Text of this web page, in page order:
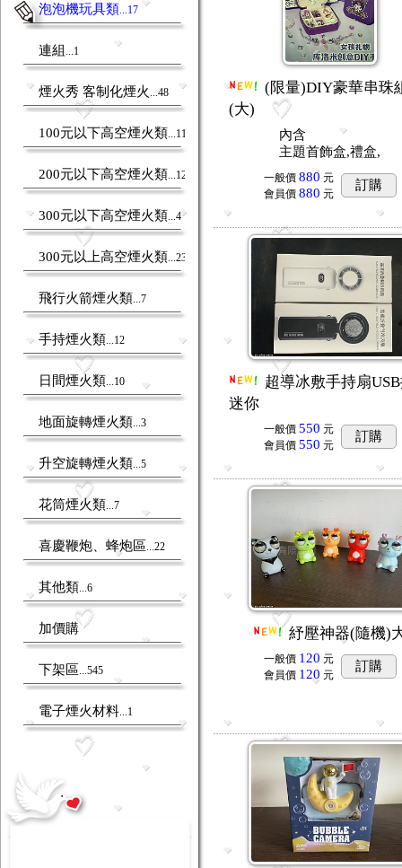
泡泡機玩具類 ...17
連組 ...1
煙火秀 客制化煙火 ...48
100元以下高空煙火類 ...11
200元以下高空煙火類 ...12
300元以下高空煙火類 ...4
300元以上高空煙火類 ...23
飛行火箭煙火類 ...7
手持煙火類 ...12
日間煙火類 ...10
地面旋轉煙火類 ...3
升空旋轉煙火類 ...5
花筒煙火類 ...7
喜慶鞭炮、蜂炮區 ...22
其他類 ...6
加價購
下架區 ...545
電子煙火材料 ...1
(限量)DIY豪華串珠
(大)
內含
主題首飾盒,禮盒,
一般價 880 元
會員價 880 元
訂購
超導冰敷手持扇
迷你
一般價 550 元
會員價 550 元
訂購
紓壓神器(隨機)
一般價 120 元
會員價 120 元
訂購